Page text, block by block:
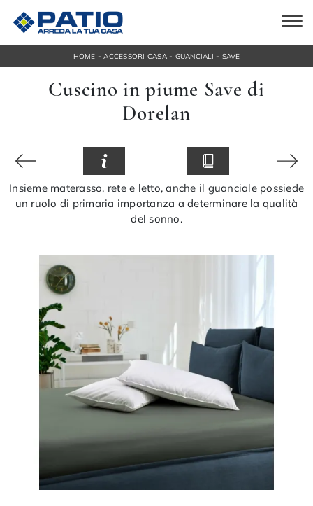
HOME -ACCESSORI CASA- GUANCIALI - SAVE
Cuscino in piume Save di
Dorelan
Insieme materasso, rete e letto, anche il guanciale possiede
un ruolo di primaria importanza a determinare la qualità
del sonno.